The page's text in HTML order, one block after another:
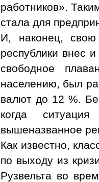
работников».
стала для
И, наконец,
республики внес
свободное
населению, был
валют до 12 %.
когда
вышеназванное
Как известно,
по выходу из
Рузвельта во